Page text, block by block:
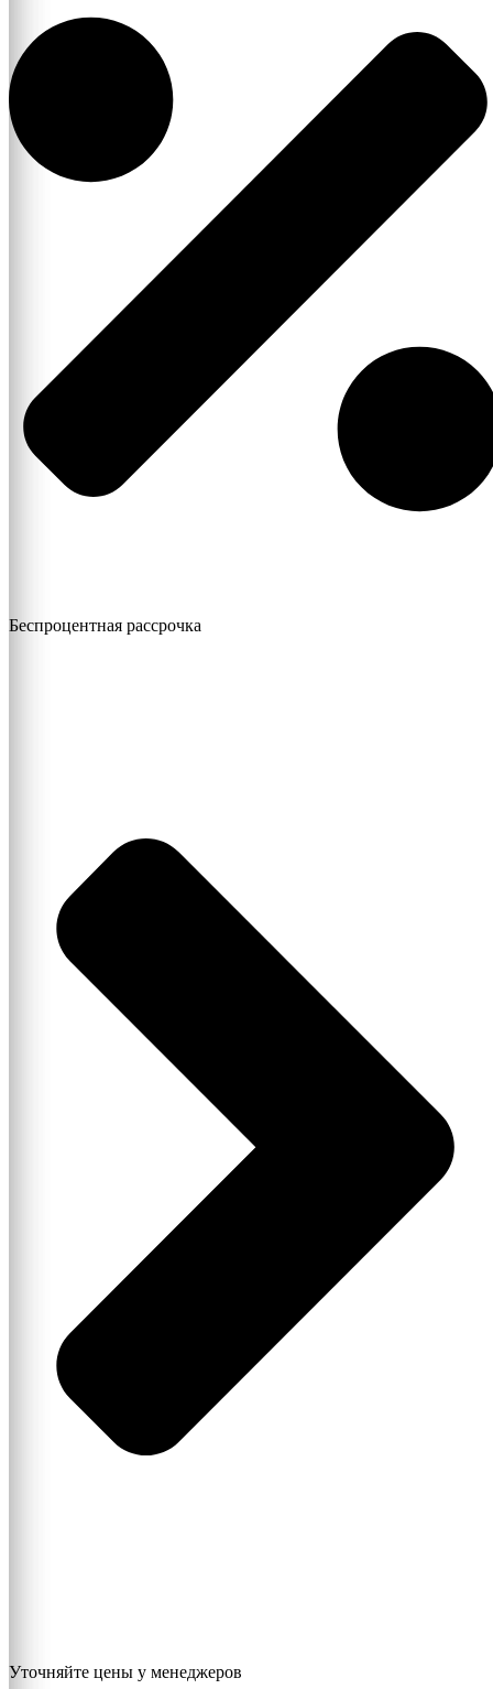
Беспроцентная рассрочка
Уточняйте цены у менеджеров